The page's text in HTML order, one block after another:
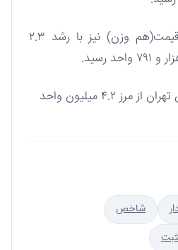
در عین حال، شاخص قیمت(هم وزن) نیز با رشد ۲.۳
شاخص